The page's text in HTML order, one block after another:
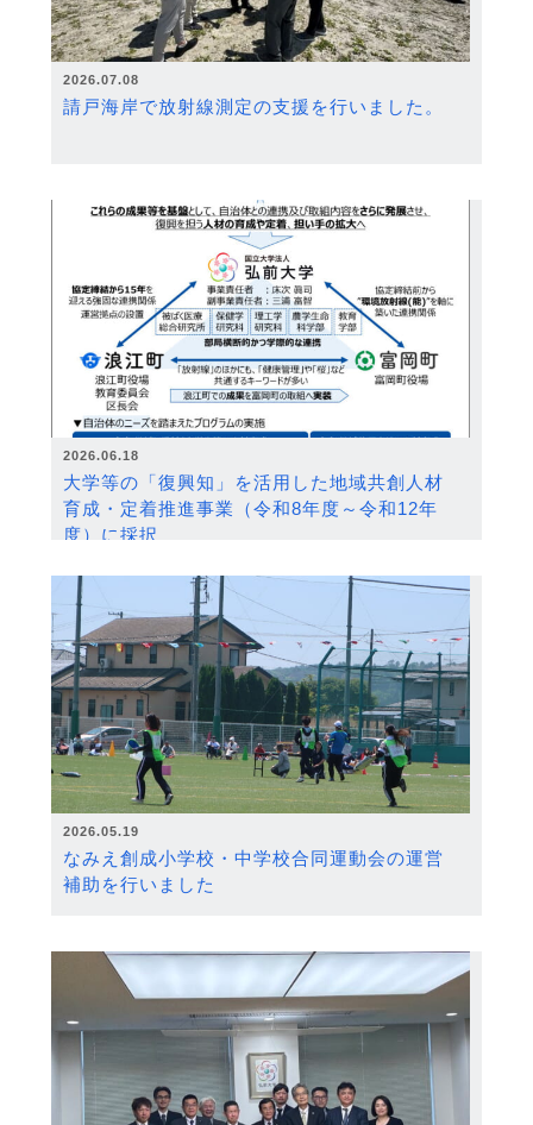
2026.07.08
請戸海岸で放射線測定の支援を行いました。
2026.06.18
大学等の「復興知」を活用した地域共創人材
育成・定着推進事業（令和8年度～令和12年
度）に採択
2026.05.19
なみえ創成小学校・中学校合同運動会の運営
補助を行いました